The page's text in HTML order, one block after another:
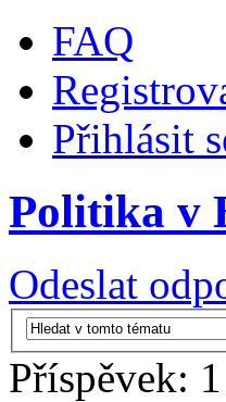
FAQ
Přihlásit
Politika v
Odeslat
Příspěvek: